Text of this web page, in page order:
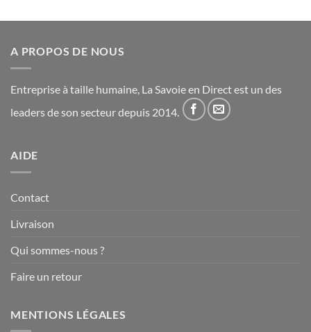
A PROPOS DE NOUS
Entreprise à taille humaine, La Savoie en Direct est un des
leaders de son secteur depuis 2014.
AIDE
Contact
Livraison
Qui sommes-nous ?
Faire un retour
MENTIONS LÉGALES